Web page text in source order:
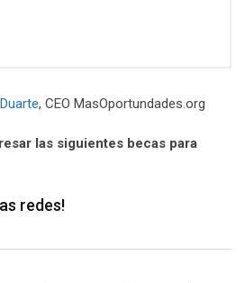
, CEO MasOportundades.org
las siguientes becas para
redes!